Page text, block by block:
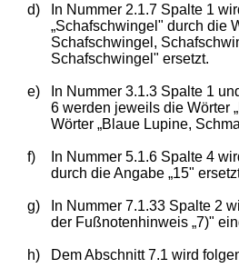
d)
In Nummer 2.1.7 Spalte 1
„Schafschwingel" durch die
Schafschwingel,
Schafschwingel" ersetzt.
e)
In Nummer 3.1.3 Spalte 1
6 werden jeweils die Wörter
Wörter „Blaue Lupine,
f)
In Nummer 5.1.6 Spalte 4
durch die Angabe „15"
g)
In Nummer 7.1.33 Spalte 2
der Fußnotenhinweis „7)"
h) Dem Abschnitt 7.1 wird